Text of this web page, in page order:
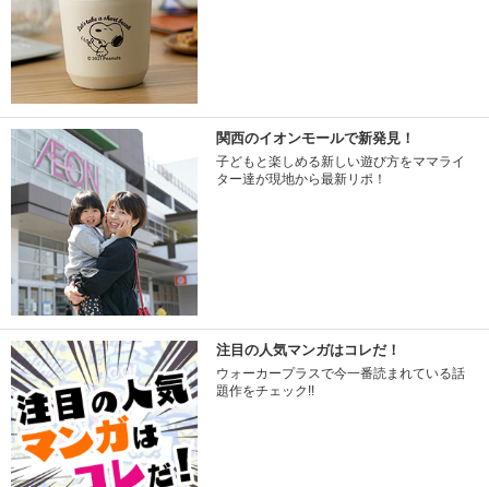
関西のイオンモールで新発見！
子どもと楽しめる新しい遊び方をママライ
ター達が現地から最新リポ！
注目の人気マンガはコレだ！
ウォーカープラスで今一番読まれている話
題作をチェック!!